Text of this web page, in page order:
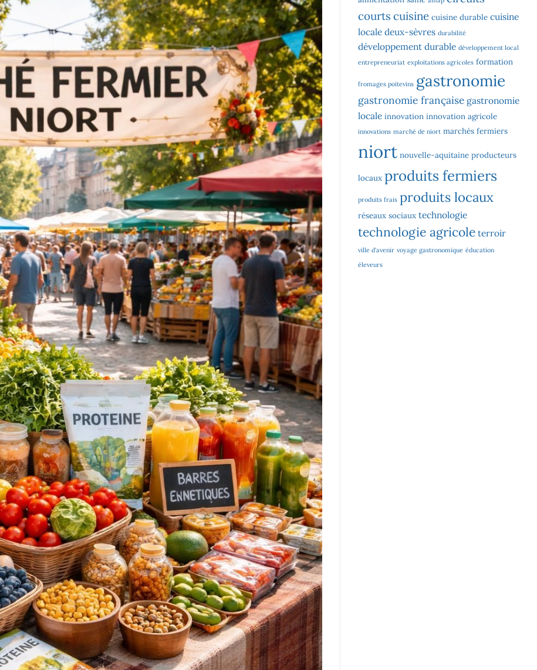
courts cuisine cuisine durable cuisine
locale deux-sèvres durabilité
développement durable développement local
entrepreneuriat exploitations agricoles formation
fromages poitevins gastronomie
gastronomie française gastronomie
locale innovation innovation agricole
innovations marché de niort marchés fermiers
niort nouvelle-aquitaine producteurs
locaux produits fermiers
produits frais produits locaux
réseaux sociaux technologie
technologie agricole terroir
ville d'avenir voyage gastronomique éducation
éleveurs